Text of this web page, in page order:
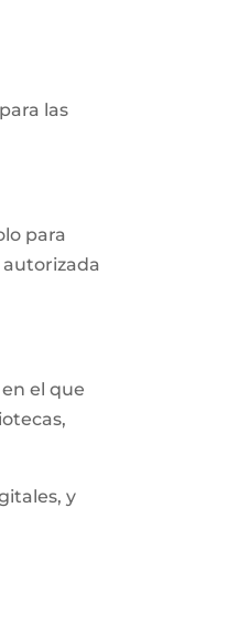
las
para
el que
y